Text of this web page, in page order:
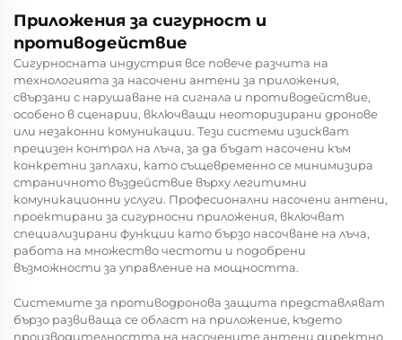
Приложения за сигурност и
противодействие
Сигурносната индустрия все повече разчита на
технологията за насочени антени за приложения,
свързани с нарушаване на сигнала и противодействие,
особено в сценарии, включващи неоторизирани дронове
или незаконни комуникации. Тези системи изискват
прецизен контрол на лъча, за да бъдат насочени към
конкретни заплахи, като същевременно се минимизира
страничното въздействие върху легитимни
комуникационни услуги. Професионални насочени антени,
проектирани за сигурносни приложения, включват
специализирани функции като бързо насочване на лъча,
работа на множество честоти и подобрени
възможности за управление на мощността.
Системите за противодронова защита представляват
бързо развиваща се област на приложение, където
производителността на насочените антени директно